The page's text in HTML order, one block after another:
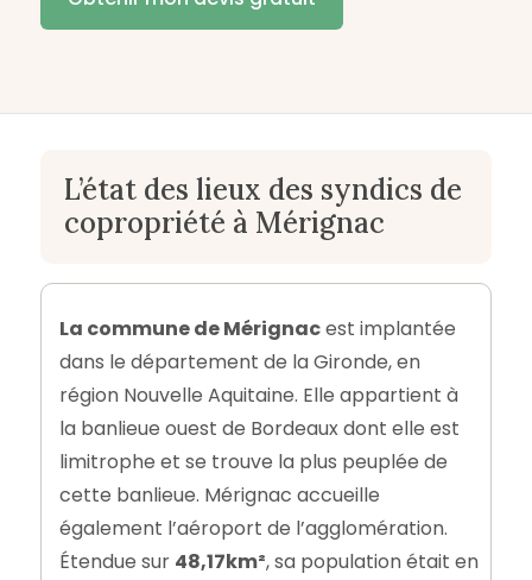
L’état des lieux des syndics de
copropriété à Mérignac
La commune de Mérignacest implantée
dans le département de la Gironde, en
région Nouvelle Aquitaine. Elle appartient à
la banlieue ouest de Bordeaux dont elle est
limitrophe et se trouve la plus peuplée de
cette banlieue. Mérignac accueille
également l’aéroport de l’agglomération.
Étendue sur 48,17km², sa population était en